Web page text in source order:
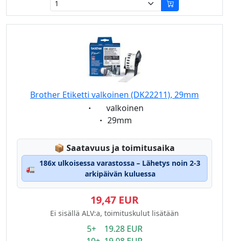
Brother Etiketti valkoinen (DK22211), 29mm
Eigenschaft:
valkoinen
Eigenschaft:
29mm
📦 Lagerstatus:
Saatavuus ja toimitusaika
🚛
186x ulkoisessa varastossa – Lähetys noin 2-3
arkipäivän kuluessa
19,47 EUR
Ei sisällä ALV:a, toimituskulut lisätään
5+ 19.28 EUR